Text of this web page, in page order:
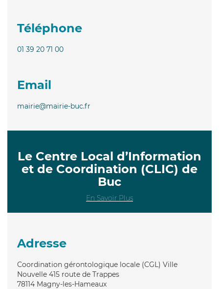
Téléphone
01 39 20 71 00
Email
mairie@mairie-buc.fr
Le Centre Local d’Information
et de Coordination (CLIC) de
Buc
En Savoir Plus
Adresse
Coordination gérontologique locale (CGL) Ville
Nouvelle 415 route de Trappes
78114 Magny-les-Hameaux